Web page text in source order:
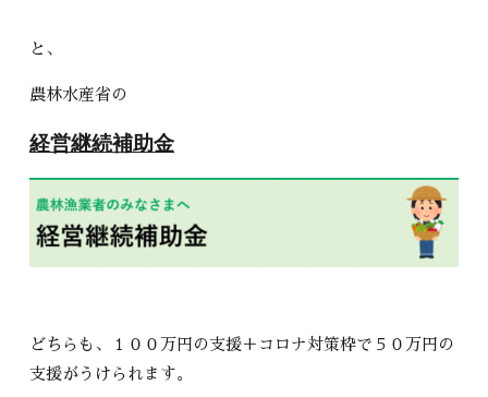
と、
農林水産省の
経営継続補助金
どちらも、１００万円の支援＋コロナ対策枠で５０万円の
支援がうけられます。